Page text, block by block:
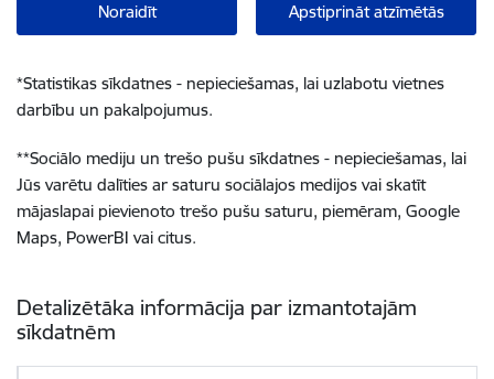
Noraidīt Apstiprināt atzīmētās
*Statistikas sīkdatnes - nepieciešamas, lai uzlabotu vietnes
darbību un pakalpojumus.
**Sociālo mediju un trešo pušu sīkdatnes - nepieciešamas, lai
Jūs varētu dalīties ar saturu sociālajos medijos vai skatīt
mājaslapai pievienoto trešo pušu saturu, piemēram, Google
Maps, PowerBI vai citus.
Detalizētāka informācija par izmantotajām
sīkdatnēm